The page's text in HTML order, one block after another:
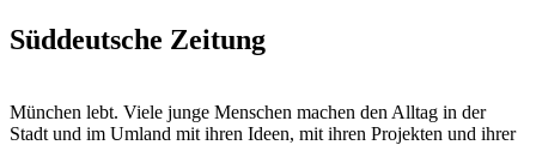
Post:
Süddeutsche Zeitung
München lebt. Viele junge Menschen machen den Alltag in der
Stadt und im Umland mit ihren Ideen, mit ihren Projekten und ihrer